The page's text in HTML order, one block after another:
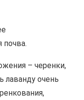
почва.
– черенки,
лаванду очень